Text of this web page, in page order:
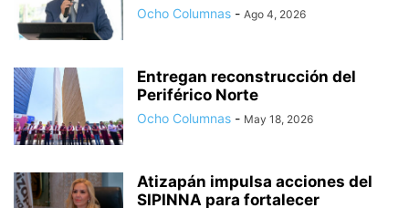
Ocho Columnas - Ago 4, 2026
Entregan reconstrucción del
Periférico Norte
Ocho Columnas - May 18, 2026
Atizapán impulsa acciones del
SIPINNA para fortalecer